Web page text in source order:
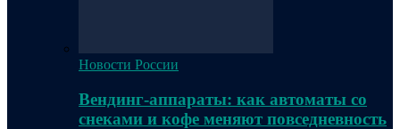
Новости России
Вендинг-аппараты: как автоматы со
снеками и кофе меняют повседневность